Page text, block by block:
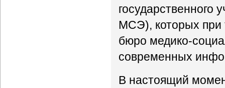
государственного
МСЭ), которых при
бюро медико-
современных
В настоящий